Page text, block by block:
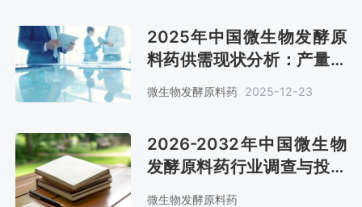
2025年中国微生物发酵原
料药供需现状分析：产量、
需求量约64万吨、28万吨
[图]
微生物发酵原料药 2025-12-23
2026-2032年中国微生物
发酵原料药行业调查与投资
战略研究报告
微生物发酵原料药